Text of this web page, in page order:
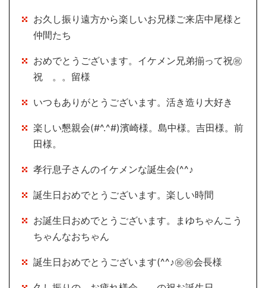
お久し振り遠方から楽しいお兄様ご来店中尾様と
仲間たち
おめでとうございます。イケメン兄弟揃って祝㊗
祝 。。留様
いつもありがとうございます。活き造り大好き
楽しい懇親会(#^.^#)濱崎様。島中様。吉田様。前
田様。
孝行息子さんのイケメンな誕生会(^^♪
誕生日おめでとうございます。楽しい時間
お誕生日おめでとうございます。まゆちゃんこう
ちゃんなおちゃん
誕生日おめでとうございます(^^♪㊗㊗会長様